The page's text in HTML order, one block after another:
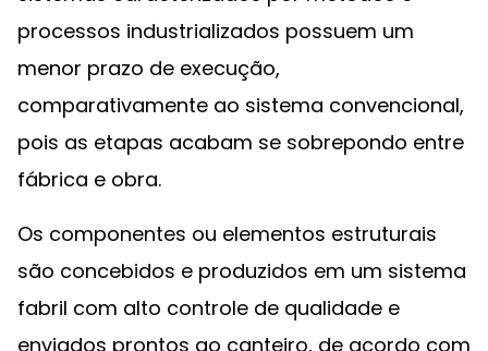
processos industrializados possuem um
menor prazo de execução,
comparativamente ao sistema convencional,
pois as etapas acabam se sobrepondo entre
fábrica e obra.
Os componentes ou elementos estruturais
são concebidos e produzidos em um sistema
fabril com alto controle de qualidade e
enviados prontos ao canteiro, de acordo com